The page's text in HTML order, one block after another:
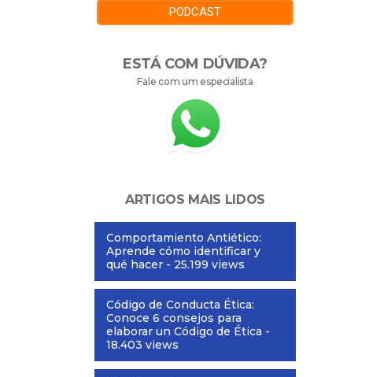
PODCAST
ESTÁ COM DÚVIDA?
Fale com um especialista
ARTIGOS MAIS LIDOS
Comportamiento Antiético:
Aprende cómo identificar y
qué hacer - 25.199 views
Código de Conducta Ética:
Conoce 6 consejos para
elaborar un Código de Ética -
18.403 views